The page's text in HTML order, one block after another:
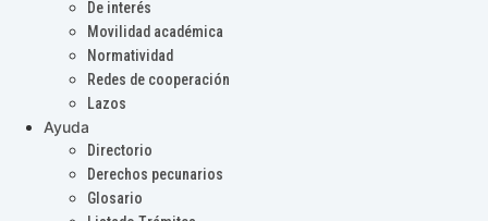
De interés
Movilidad académica
Normatividad
Redes de cooperación
Lazos
Ayuda
Directorio
Derechos pecunarios
Glosario